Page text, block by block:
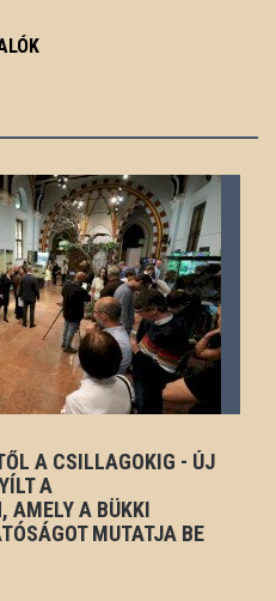
A CSILLAGOKIG - ÚJ
A
AMELY A BÜKKI
MUTATJA BE